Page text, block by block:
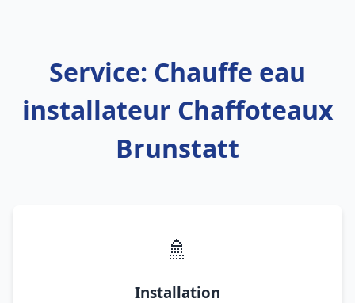
Service: Chauffe eau
installateur Chaffoteaux
Brunstatt
🚿
Installation